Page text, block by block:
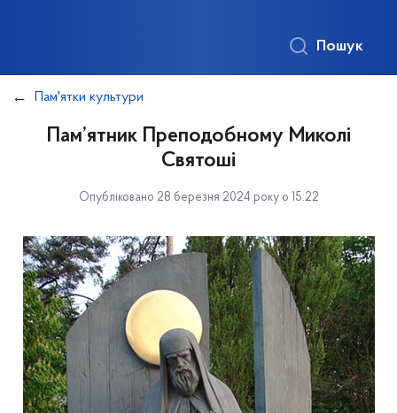
Пошук
Пам'ятки культури
Пам’ятник Преподобному Миколі
Святоші
Опубліковано 28 березня 2024 року о 15:22